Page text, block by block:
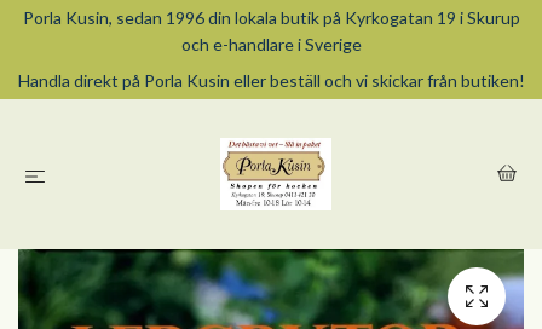
Porla Kusin, sedan 1996 din lokala butik på Kyrkogatan 19 i Skurup
och e-handlare i Sverige
Handla direkt på Porla Kusin eller beställ och vi skickar från butiken!